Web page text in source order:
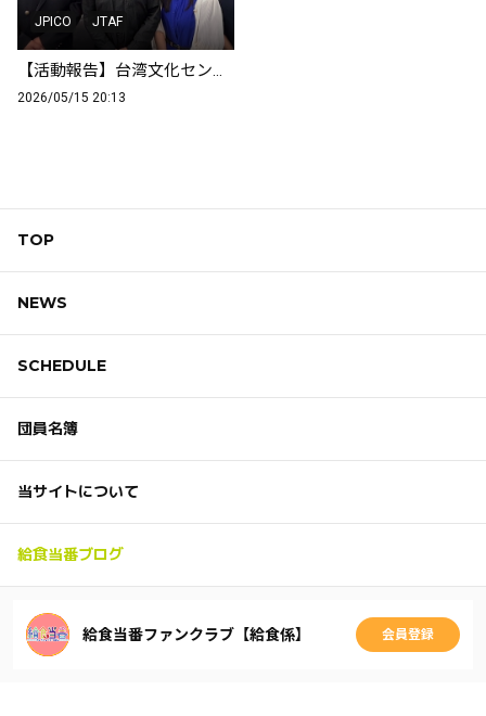
JPICO JTAF
【活動報告】台湾文化センター表敬訪問——奇跡は必然として起こる！
2026/05/15 20:13
TOP
NEWS
SCHEDULE
団員名簿
当サイトについて
給食当番ブログ
給食当番ファンクラブ【給食係】 会員登録